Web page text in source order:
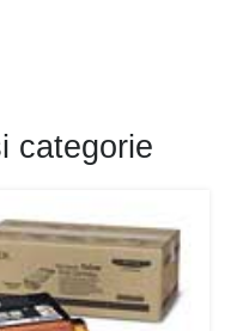
categorie